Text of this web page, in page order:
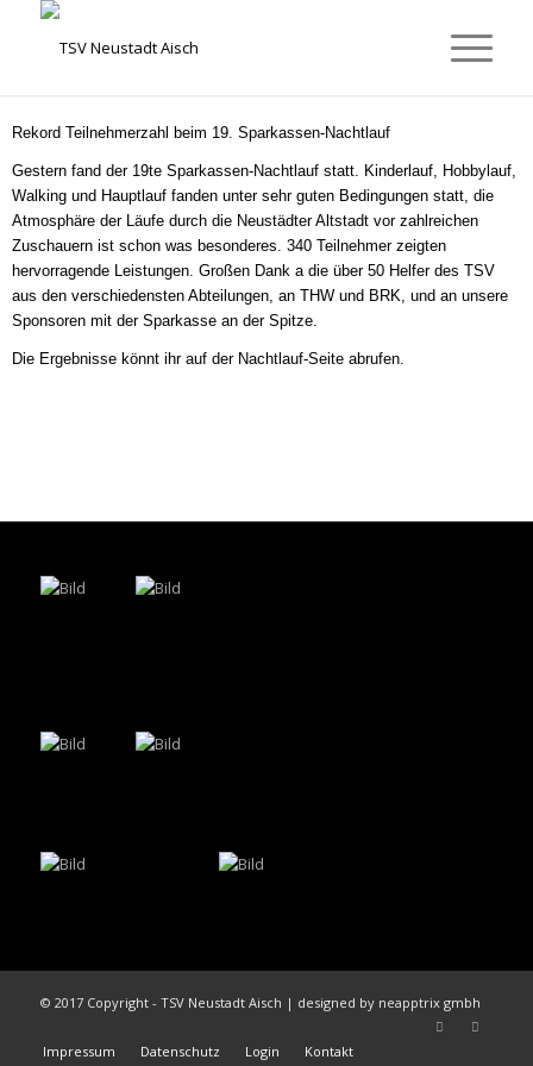
Rekord Teilnehmerzahl beim 19. Sparkassen-Nachtlauf
Gestern fand der 19te Sparkassen-Nachtlauf statt. Kinderlauf, Hobbylauf,
Walking und Hauptlauf fanden unter sehr guten Bedingungen statt, die
Atmosphäre der Läufe durch die Neustädter Altstadt vor zahlreichen
Zuschauern ist schon was besonderes. 340 Teilnehmer zeigten
hervorragende Leistungen. Großen Dank a die über 50 Helfer des TSV
aus den verschiedensten Abteilungen, an THW und BRK, und an unsere
Sponsoren mit der Sparkasse an der Spitze.
Die Ergebnisse könnt ihr auf der Nachtlauf-Seite abrufen.
© 2017 Copyright - TSV Neustadt Aisch | designed by neapptrix gmbh
Impressum Datenschutz Login Kontakt